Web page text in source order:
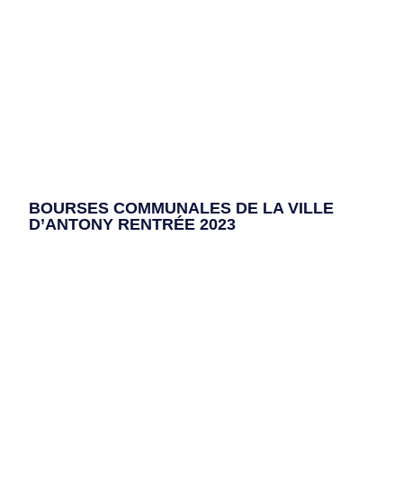
BOURSES COMMUNALES DE LA VILLE
D’ANTONY RENTRÉE 2023